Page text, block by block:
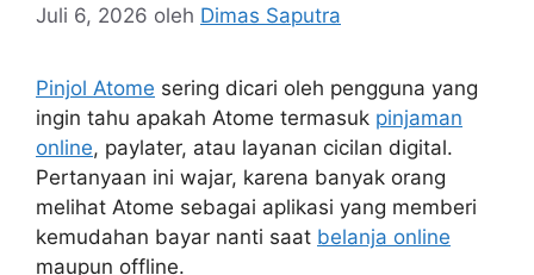
Juli 6, 2026 oleh Dimas Saputra
Pinjol Atome sering dicari oleh pengguna yang
ingin tahu apakah Atome termasuk pinjaman
online, paylater, atau layanan cicilan digital.
Pertanyaan ini wajar, karena banyak orang
melihat Atome sebagai aplikasi yang memberi
kemudahan bayar nanti saat belanja online
maupun offline.